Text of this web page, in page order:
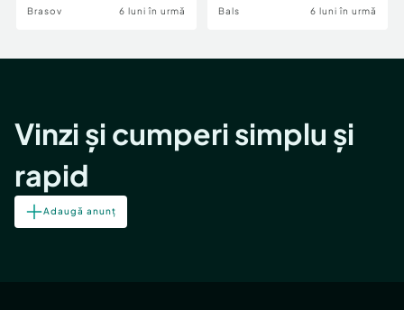
Brasov 6 luni în urmă Bals 6 luni în urmă
Vinzi și cumperi simplu și
rapid
Adaugă anunț